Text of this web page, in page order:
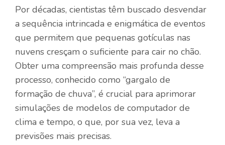
Por décadas, cientistas têm buscado desvendar
a sequência intrincada e enigmática de eventos
que permitem que pequenas gotículas nas
nuvens cresçam o suficiente para cair no chão.
Obter uma compreensão mais profunda desse
processo, conhecido como “gargalo de
formação de chuva”, é crucial para aprimorar
simulações de modelos de computador de
clima e tempo, o que, por sua vez, leva a
previsões mais precisas.